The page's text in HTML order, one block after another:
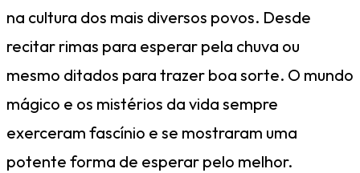
na cultura dos mais diversos povos. Desde
recitar rimas para esperar pela chuva ou
mesmo ditados para trazer boa sorte. O mundo
mágico e os mistérios da vida sempre
exerceram fascínio e se mostraram uma
potente forma de esperar pelo melhor.